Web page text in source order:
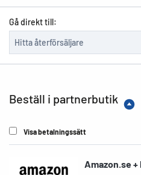
Gå direkt till:
Beställ i partnerbutik
Visa betalningssätt
Amazon.se